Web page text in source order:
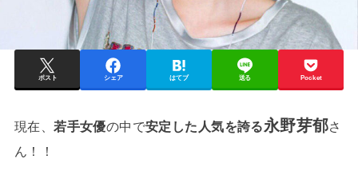
ポスト シェア はてブ 送る Pocket
現在、若手女優の中で安定した人気を誇る永野芽郁さ
ん！！